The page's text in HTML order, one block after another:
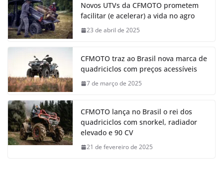
Novos UTVs da CFMOTO prometem
facilitar (e acelerar) a vida no agro
23 de abril de 2025
CFMOTO traz ao Brasil nova marca de
quadriciclos com preços acessíveis
7 de março de 2025
CFMOTO lança no Brasil o rei dos
quadriciclos com snorkel, radiador
elevado e 90 CV
21 de fevereiro de 2025